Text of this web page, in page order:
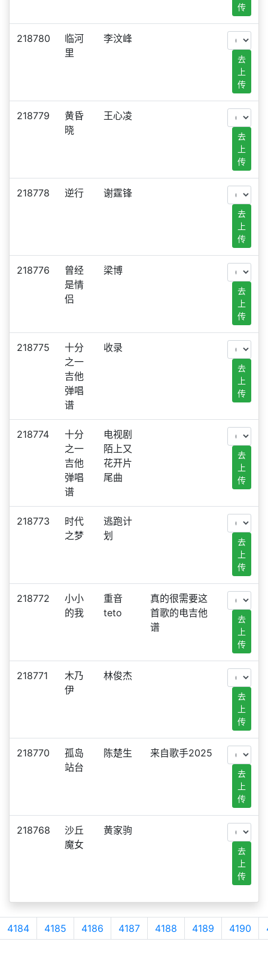
传
218780
临河
里
李汶峰
去
上
传
218779
黄昏
晓
王心凌
去
上
传
218778 逆行 谢霆锋
去
上
传
218776
曾经
是情
侣
梁博
去
上
传
218775
十分
之一
吉他
弹唱
谱
收录
去
上
传
218774
十分
之一
吉他
弹唱
谱
电视剧
陌上又
花开片
尾曲
去
上
传
218773
时代
之梦
逃跑计
划
去
上
传
218772
小小
的我
重音
teto
真的很需要这
首歌的电吉他
谱
去
上
传
218771
木乃
伊
林俊杰
去
上
传
218770
孤岛
站台
陈楚生 来自歌手2025
去
上
传
218768
沙丘
魔女
黄家驹
去
上
传
4184 4185 4186 4187 4188 4189 4190